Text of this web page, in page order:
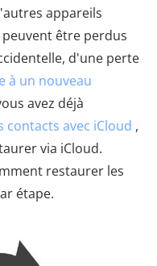
appareils
être perdus
d'une perte
à un nouveau
avez déjà
contacts avec iCloud ,
via iCloud.
restaurer les
étape.